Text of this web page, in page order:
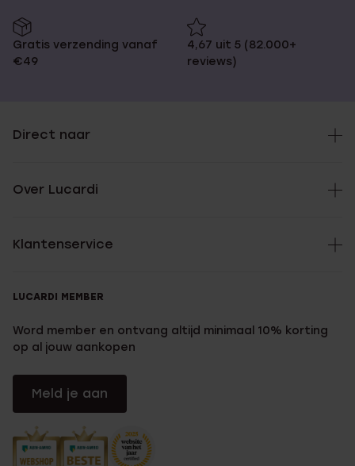
Gratis verzending vanaf
€49
4,67 uit 5 (82.000+
reviews)
Direct naar
Over Lucardi
Klantenservice
LUCARDI MEMBER
Word member en ontvang altijd minimaal 10% korting
op al jouw aankopen
Meld je aan